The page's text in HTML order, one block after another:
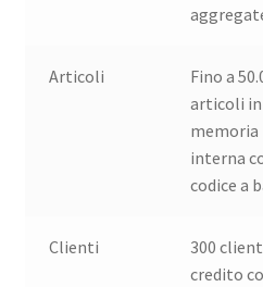
Articoli
Fino a
articoli in
memoria
interna
codice a
Clienti
300
credito